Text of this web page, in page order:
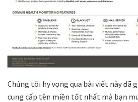
Chúng tôi hy vọng qua bài viết này đã
cung cấp tên miền tốt nhất mà bạn